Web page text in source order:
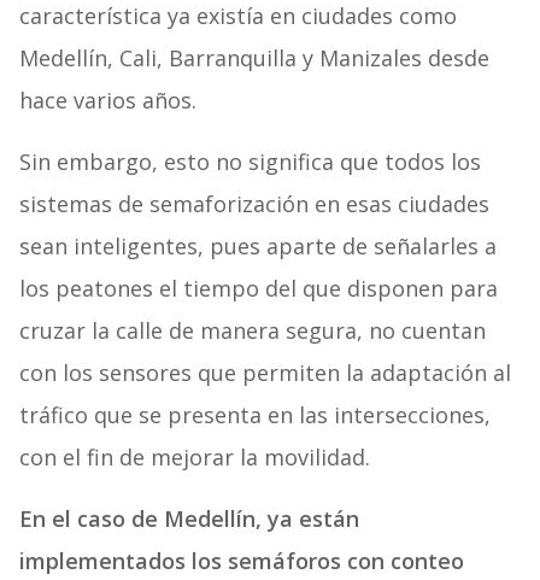
característica ya existía en ciudades como
Medellín, Cali, Barranquilla y Manizales desde
hace varios años.
Sin embargo, esto no significa que todos los
sistemas de semaforización en esas ciudades
sean inteligentes, pues aparte de señalarles a
los peatones el tiempo del que disponen para
cruzar la calle de manera segura, no cuentan
con los sensores que permiten la adaptación al
tráfico que se presenta en las intersecciones,
con el fin de mejorar la movilidad.
En el caso de Medellín, ya están
implementados los semáforos con conteo